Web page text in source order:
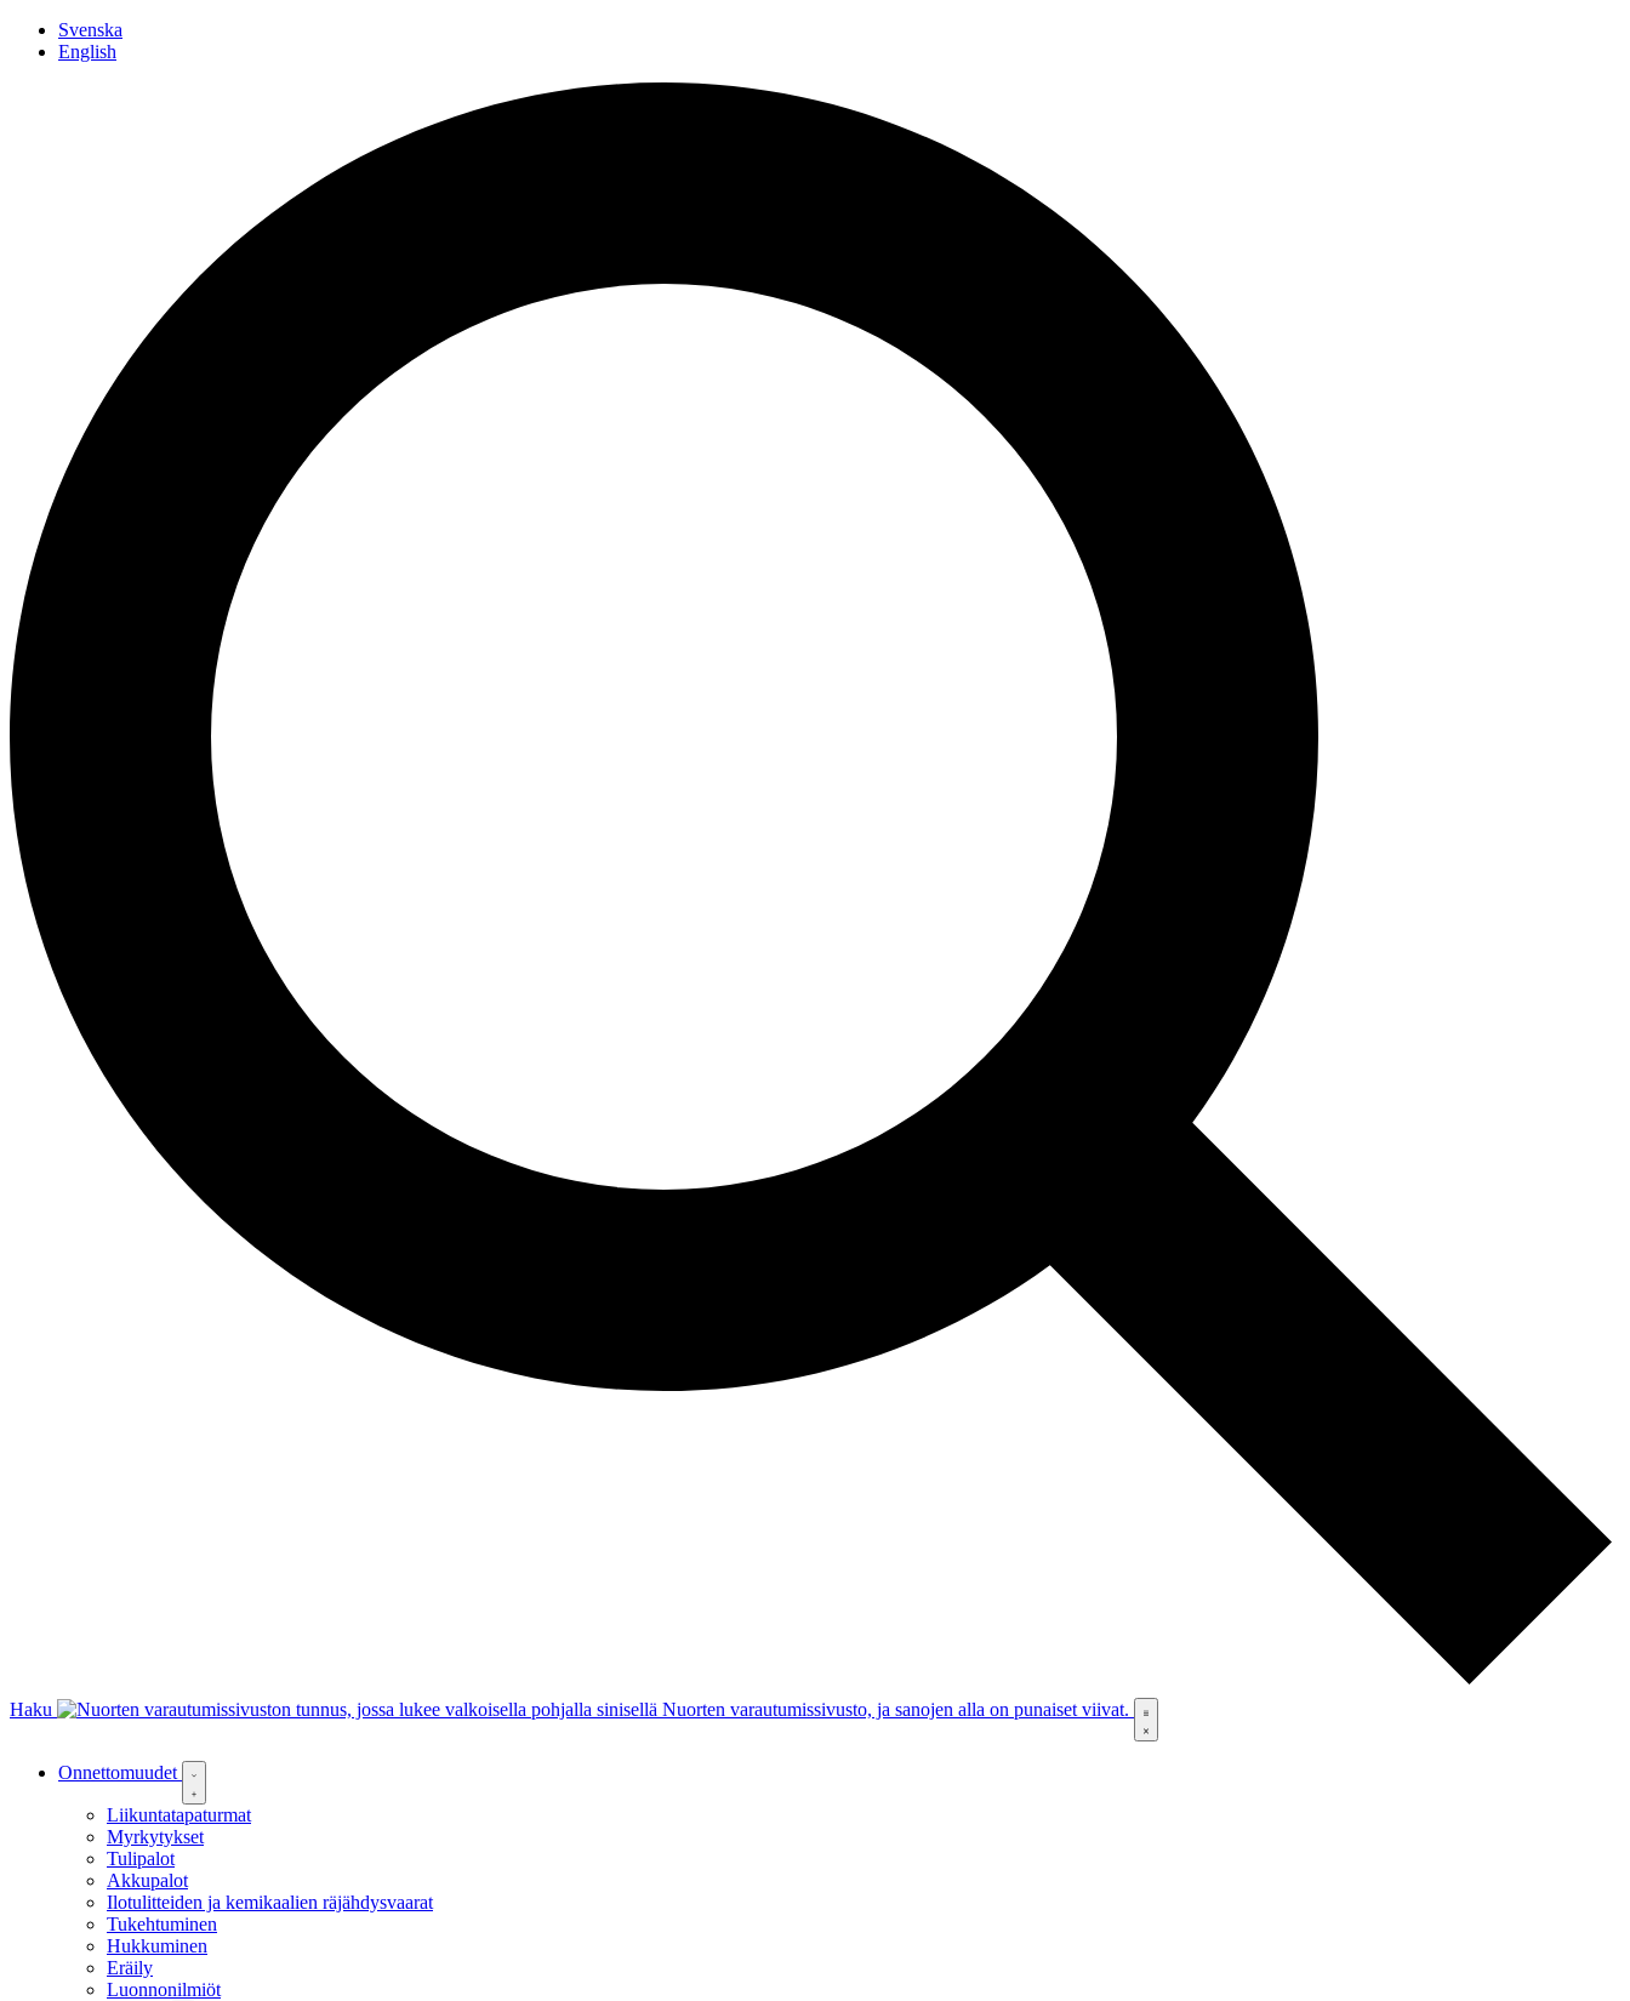
Siirry
sisältöön
Svenska
English
Haku
Onnettomuudet
Liikuntatapaturmat
Myrkytykset
Tulipalot
Akkupalot
Ilotulitteiden ja kemikaalien räjähdysvaarat
Tukehtuminen
Hukkuminen
Eräily
Luonnonilmiöt